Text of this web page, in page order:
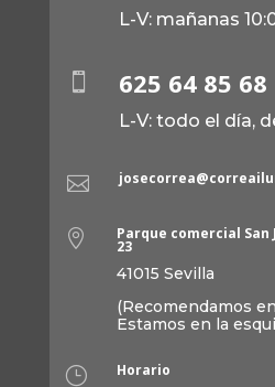
L-V: mañanas
 625 64 85 68
L-V: todo el día,

 Parque comercial San
23
41015 Sevilla
(Recomendamos
Estamos en la
} Horario